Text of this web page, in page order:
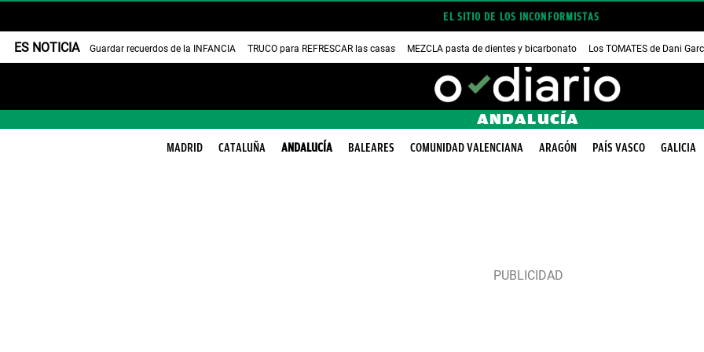
EL SITIO DE LOS INCONFORMISTAS
ES NOTICIA Guardar recuerdos de la INFANCIA TRUCO para REFRESCAR las casas MEZCLA pasta de dientes y bicarbonato Los TOMATES de Dani
ANDALUCÍA
MADRID CATALUÑA ANDALUCÍA BALEARES COMUNIDAD VALENCIANA ARAGÓN PAÍS VASCO GALICIA